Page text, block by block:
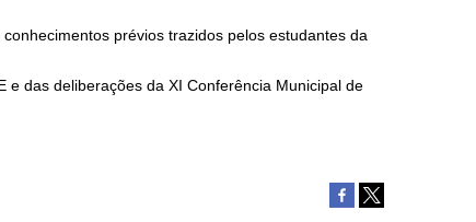
prévios trazidos pelos estudantes da
das deliberações da XI Conferência Municipal de